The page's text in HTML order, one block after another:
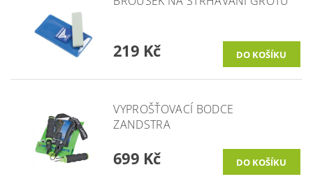
219 Kč
VYPROŠŤOVACÍ BODCE
ZANDSTRA
699 Kč